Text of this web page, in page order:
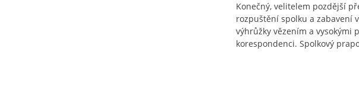
Konečný, velitelem pozdější
rozpuštění spolku a zabavení
výhrůžky vězením a vysokými
korespondenci. Spolkový